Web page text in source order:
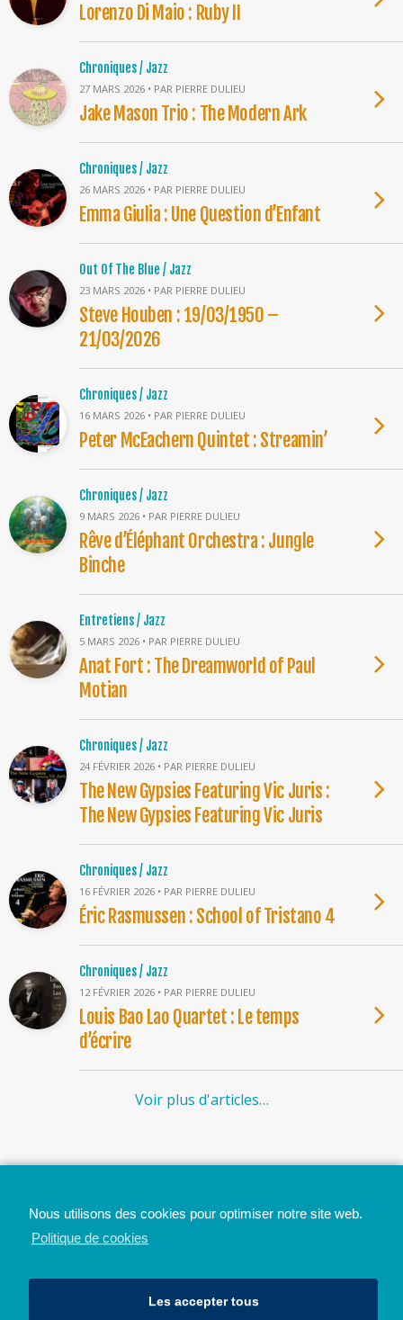
Lorenzo Di Maio : Ruby II
Chroniques / Jazz
27 MARS 2026 • PAR PIERRE DULIEU
Jake Mason Trio : The Modern Ark
Chroniques / Jazz
26 MARS 2026 • PAR PIERRE DULIEU
Emma Giulia : Une Question d’Enfant
Out Of The Blue / Jazz
23 MARS 2026 • PAR PIERRE DULIEU
Steve Houben : 19/03/1950 –
21/03/2026
Chroniques / Jazz
16 MARS 2026 • PAR PIERRE DULIEU
Peter McEachern Quintet : Streamin’
Chroniques / Jazz
9 MARS 2026 • PAR PIERRE DULIEU
Rêve d’Éléphant Orchestra : Jungle
Binche
Entretiens / Jazz
5 MARS 2026 • PAR PIERRE DULIEU
Anat Fort : The Dreamworld of Paul
Motian
Chroniques / Jazz
24 FÉVRIER 2026 • PAR PIERRE DULIEU
The New Gypsies Featuring Vic Juris :
The New Gypsies Featuring Vic Juris
Chroniques / Jazz
16 FÉVRIER 2026 • PAR PIERRE DULIEU
Éric Rasmussen : School of Tristano 4
Chroniques / Jazz
12 FÉVRIER 2026 • PAR PIERRE DULIEU
Louis Bao Lao Quartet : Le temps
d’écrire
Voir plus d'articles…
Nous utilisons des cookies pour optimiser notre site web.
Politique de cookies
Les accepter tous